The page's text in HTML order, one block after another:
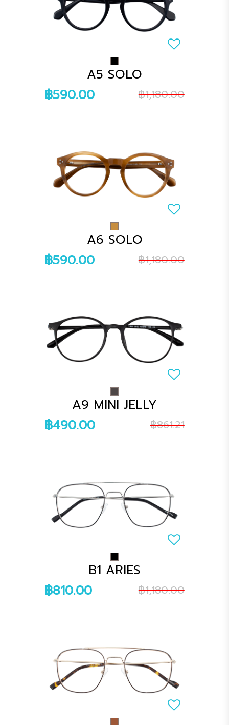
A5 SOLO
฿590.00
฿1,180.00
A6 SOLO
฿590.00
฿1,180.00
A9 MINI JELLY
฿490.00
฿861.21
B1 ARIES
฿810.00
฿1,180.00